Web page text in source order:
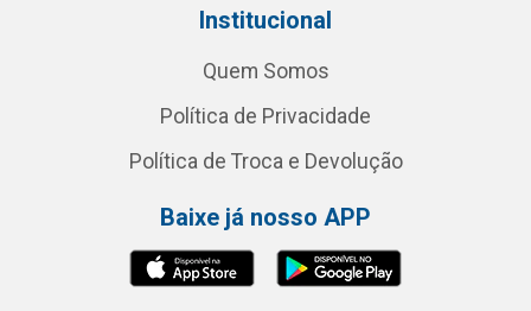
Institucional
Quem Somos
Política de Privacidade
Política de Troca e Devolução
Baixe já nosso APP